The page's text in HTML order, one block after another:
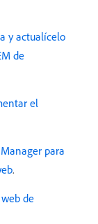
y actualícelo
de
el
para
.
de